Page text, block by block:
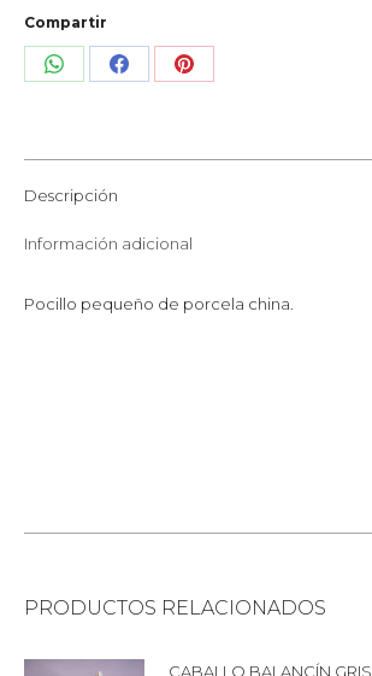
Compartir
Share Share Share
Descripción
Información adicional
Pocillo pequeño de porcela china.
PRODUCTOS RELACIONADOS
CABALLO BALANCÍN GRIS